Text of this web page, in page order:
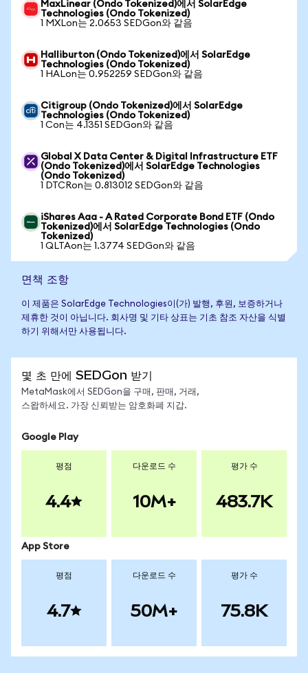
MaxLinear (Ondo Tokenized)에서 SolarEdge
Technologies (Ondo Tokenized)
1 MXLon는 2.0653 SEDGon와 같음
Halliburton (Ondo Tokenized)에서 SolarEdge
Technologies (Ondo Tokenized)
1 HALon는 0.952259 SEDGon와 같음
Citigroup (Ondo Tokenized)에서 SolarEdge
Technologies (Ondo Tokenized)
1 Con는 4.1351 SEDGon와 같음
Global X Data Center & Digital Infrastructure ETF
(Ondo Tokenized)에서 SolarEdge Technologies
(Ondo Tokenized)
1 DTCRon는 0.813012 SEDGon와 같음
iShares Aaa - A Rated Corporate Bond ETF (Ondo
Tokenized)에서 SolarEdge Technologies (Ondo
Tokenized)
1 QLTAon는 1.3774 SEDGon와 같음
면책 조항
이 제품은 SolarEdge Technologies이(가) 발행, 후원, 보증하거나
제휴한 것이 아닙니다. 회사명 및 기타 상표는 기초 참조 자산을 식별
하기 위해서만 사용됩니다.
몇 초 만에 SEDGon 받기
MetaMask에서 SEDGon을 구매, 판매, 거래,
스왑하세요. 가장 신뢰받는 암호화폐 지갑.
Google Play
평점
4.4
다운로드 수
10M+
평가 수
483.7K
App Store
평점
4.7
다운로드 수
50M+
평가 수
75.8K